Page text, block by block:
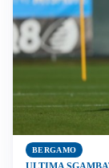
BERGAMO